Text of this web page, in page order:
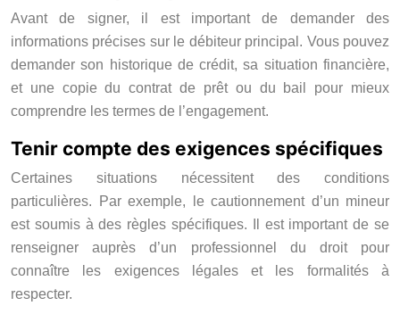
Avant de signer, il est important de demander des
informations précises sur le débiteur principal. Vous pouvez
demander son historique de crédit, sa situation financière,
et une copie du contrat de prêt ou du bail pour mieux
comprendre les termes de l’engagement.
Tenir compte des exigences spécifiques
Certaines situations nécessitent des conditions
particulières. Par exemple, le cautionnement d’un mineur
est soumis à des règles spécifiques. Il est important de se
renseigner auprès d’un professionnel du droit pour
connaître les exigences légales et les formalités à
respecter.